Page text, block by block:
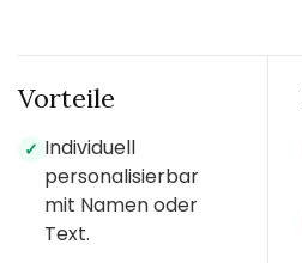
Vorteile
✓ Individuell
personalisierbar
mit Namen oder
Text.